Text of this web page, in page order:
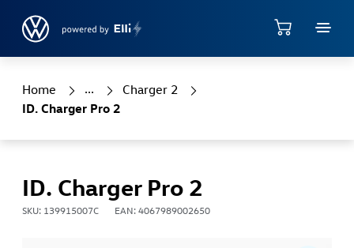
Home NegozioCharger 2
ID. Charger Pro 2
ID. Charger Pro 2
SKU: 139915007C EAN: 4067989002650